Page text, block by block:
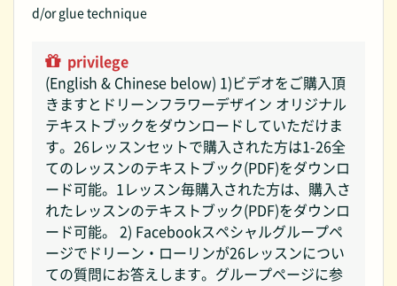
d/or glue technique
privilege
(English & Chinese below) 1)ビデオをご購入頂
きますとドリーンフラワーデザイン オリジナル
テキストブックをダウンロードしていただけま
す。26レッスンセットで購入された方は1-26全
てのレッスンのテキストブック(PDF)をダウンロ
ード可能。1レッスン毎購入された方は、購入さ
れたレッスンのテキストブック(PDF)をダウンロ
ード可能。 2) Facebookスペシャルグループペ
ージでドリーン・ローリンが26レッスンについ
ての質問にお答えします。グループページに参